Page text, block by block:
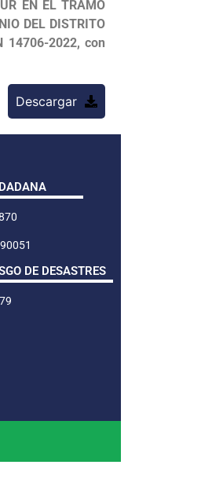
EN EL TRAMO
DEL DISTRITO
14706-2022, con
Descargar
DE DESASTRES